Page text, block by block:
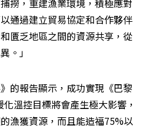
撈，重建漁業環境，積極應對
通過建立貿易協定和合作夥伴
匱乏地區之間的資源共享，從
。」
的報告顯示，成功實現《巴黎
溫控目標將會產生極大影響，
漁獲資源，而且能造福75%以